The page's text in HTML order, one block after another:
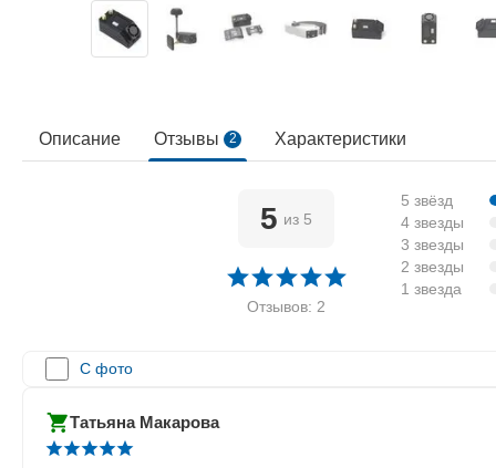
Описание Отзывы 2 Характеристики
5 из 5
Отзывов: 2
5 звёзд
4 звезды
3 звезды
2 звезды
1 звезда
С фото
Татьяна Макарова